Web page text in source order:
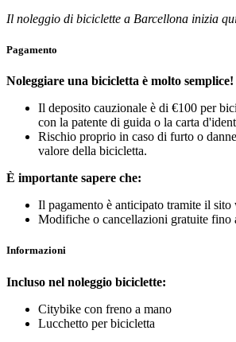
Il noleggio di biciclette a Barcellona inizia
Pagamento
Noleggiare una bicicletta è molto semplice!
Il deposito cauzionale è di €100 per
con la patente di guida o la carta
Rischio proprio in caso di furto o
valore della bicicletta.
È importante sapere che:
Il pagamento è anticipato tramite il sito
Modifiche o cancellazioni gratuite fino
Informazioni
Incluso nel noleggio biciclette:
Citybike con freno a mano
Lucchetto per bicicletta